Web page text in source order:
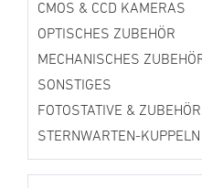
CMOS & CCD KAMERAS
OPTISCHES ZUBEHÖR
MECHANISCHES
SONSTIGES
FOTOSTATIVE & ZUBEHÖR
STERNWARTEN-KUPPELN